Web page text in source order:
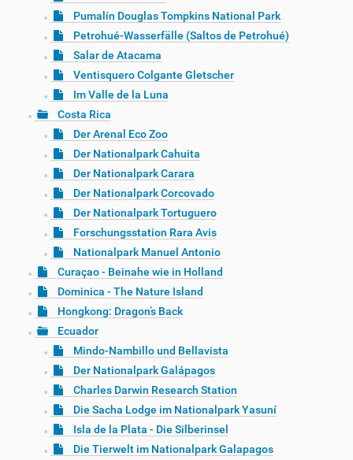
Pumalín Douglas Tompkins National Park
Petrohué-Wasserfälle (Saltos de Petrohué)
Salar de Atacama
Ventisquero Colgante Gletscher
Im Valle de la Luna
Costa Rica
Der Arenal Eco Zoo
Der Nationalpark Cahuita
Der Nationalpark Carara
Der Nationalpark Corcovado
Der Nationalpark Tortuguero
Forschungsstation Rara Avis
Nationalpark Manuel Antonio
Curaçao - Beinahe wie in Holland
Dominica - The Nature Island
Hongkong: Dragon’s Back
Ecuador
Mindo-Nambillo und Bellavista
Der Nationalpark Galápagos
Charles Darwin Research Station
Die Sacha Lodge im Nationalpark Yasuní
Isla de la Plata - Die Silberinsel
Die Tierwelt im Nationalpark Galapagos